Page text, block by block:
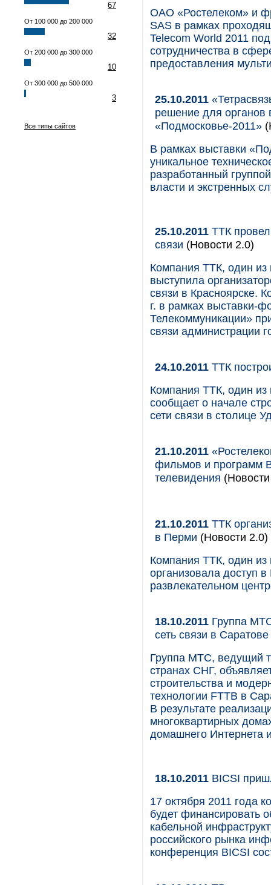
67
От 100 000 до 200 000
32
От 200 000 до 300 000
10
От 300 000 до 500 000
3
Все типы сайтов
ОАО «Ростелеком» и
SAS в рамках
Telecom World 2011
сотрудничества в
предоставления
25.10.2011
решение для органов
«Подмосковье-2011»
В рамках выставки
уникальное
разработанный
власти и экстренных
25.10.2011 ТТК
связи (Новости 2.0)
Компания ТТК, один из
выступила
связи в Красноярске.
г. в рамках выставки-
Телекоммуникации»
связи администрации
24.10.2011 ТТК
Компания ТТК, один из
сообщает о начале
сети связи в столице
21.10.2011
фильмов и программ
телевидения
21.10.2011 ТТК
в Перми (Новости 2.0)
Компания ТТК, один из
организовала доступ
развлекательном
18.10.2011 Группа
сеть связи в
Группа МТС, ведущий
странах СНГ,
строительства и
технологии FTTB в
В результате
многоквартирных
домашнего Интернета
18.10.2011 BICSI
17 октября 2011 года
будет финансировать
кабельной
российского рынка
конференция BICSI